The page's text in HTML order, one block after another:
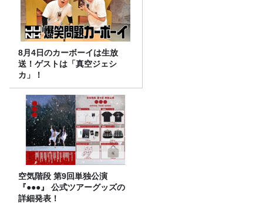
8月4日のカーボーイは生放
送！ゲストは「真空ジェシ
カ」！
空気階段 第9回単独公演
『●●●』 公式ツアーグッズの
詳細発表！